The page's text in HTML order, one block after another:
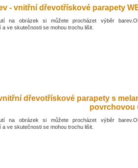
- vnitřní dřevotřískové parapety
na obrázek si můžete procházet výběr
a ve skutečnosti se mohou trochu lišit.
dřevotřískové parapety s
povrchovou
na obrázek si můžete procházet výběr
a ve skutečnosti se mohou trochu lišit.